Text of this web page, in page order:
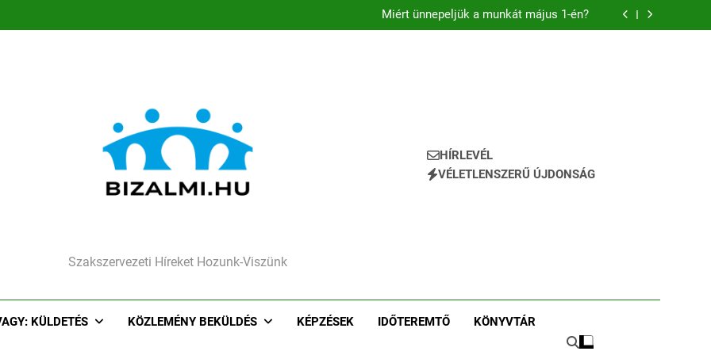
Szövetsége
Miért ünnepeljük a munkát május 1-én?
Társadalmi felelősségvállalás avagy a Szakszervezetek ereje egy
Szakszervezeti Híreket Hozunk-Viszünk
HÍRLEVÉL
VÉLETLENSZERŰ ÚJDONSÁG
KÜLDETÉS KÖZLEMÉNY BEKÜLDÉS KÉPZÉSEK IDŐTEREMTŐ KÖNYVTÁR